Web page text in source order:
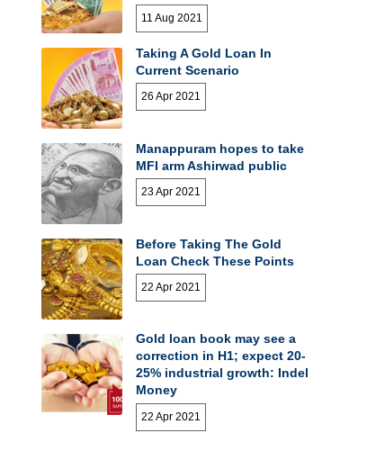
11 Aug 2021
Taking A Gold Loan In
Current Scenario
26 Apr 2021
Manappuram hopes to take
MFI arm Ashirwad public
23 Apr 2021
Before Taking The Gold
Loan Check These Points
22 Apr 2021
Gold loan book may see a
correction in H1; expect 20-
25% industrial growth: Indel
Money
22 Apr 2021